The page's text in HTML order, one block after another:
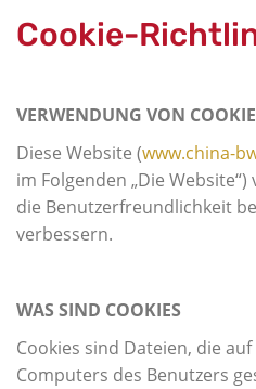
Cookie-
VERWENDUNG VON
Diese Website (www.china-
im Folgenden „Die
die Benutzerfreundlichkeit
verbessern.
WAS SIND COOKIES
Cookies sind Dateien, die
Computers des Benutzers